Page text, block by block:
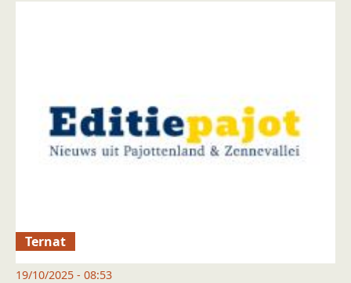
Ternat
19/10/2025 - 08:53